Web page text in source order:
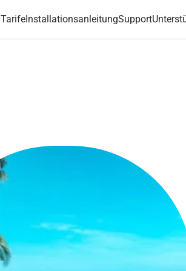
TarifeInstallationsanleitungSupport